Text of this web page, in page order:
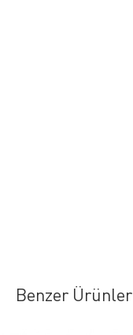
Benzer Ürünler